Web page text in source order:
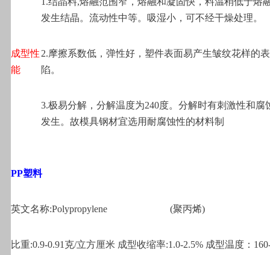
成型性
能
发生结晶。流动性中等。吸湿小，可不经干燥处理。
2.摩擦系数低，弹性好，塑件表面易产生皱纹花样的
陷。
3.极易分解，分解温度为240度。分解时有刺激性和腐
发生。故模具钢材宜选用耐腐蚀性的材料制
PP塑料
英文名称:Polypropylene (聚丙烯)
比重:0.9-0.91克/立方厘米 成型收缩率:1.0-2.5% 成型温度：